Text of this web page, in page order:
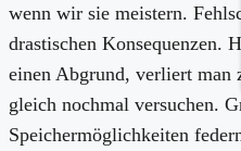
wenn wir sie meistern.
drastischen Konsequenzen.
einen Abgrund, verliert man
gleich nochmal versuchen.
Speichermöglichkeiten